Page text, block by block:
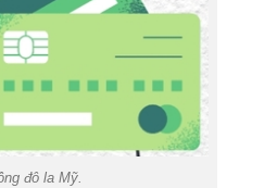
đô la Mỹ.